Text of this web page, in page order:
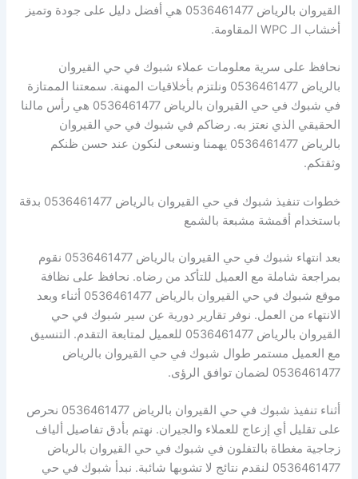
القيروان بالرياض 0536461477 هي أفضل دليل على جودة وتميز
أخشاب الـ WPC المقاومة.
نحافظ على سرية معلومات عملاء شبوك في حي القيروان
بالرياض 0536461477 ونلتزم بأخلاقيات المهنة. سمعتنا الممتازة
في شبوك في حي القيروان بالرياض 0536461477 هي رأس مالنا
الحقيقي الذي نعتز به. رضاكم في شبوك في حي القيروان
بالرياض 0536461477 يهمنا ونسعى لنكون عند حسن ظنكم
وثقتكم.
خطوات تنفيذ شبوك في حي القيروان بالرياض 0536461477 بدقة
باستخدام أقمشة مشبعة بالشمع
بعد انتهاء شبوك في حي القيروان بالرياض 0536461477 نقوم
بمراجعة شاملة مع العميل للتأكد من رضاه. نحافظ على نظافة
موقع شبوك في حي القيروان بالرياض 0536461477 أثناء وبعد
الانتهاء من العمل. نوفر تقارير دورية عن سير شبوك في حي
القيروان بالرياض 0536461477 للعميل لمتابعة التقدم. التنسيق
مع العميل مستمر طوال شبوك في حي القيروان بالرياض
0536461477 لضمان توافق الرؤى.
أثناء تنفيذ شبوك في حي القيروان بالرياض 0536461477 نحرص
على تقليل أي إزعاج للعملاء والجيران. نهتم بأدق تفاصيل ألياف
زجاجية مغطاة بالتفلون في شبوك في حي القيروان بالرياض
0536461477 لنقدم نتائج لا تشوبها شائبة. نبدأ شبوك في حي